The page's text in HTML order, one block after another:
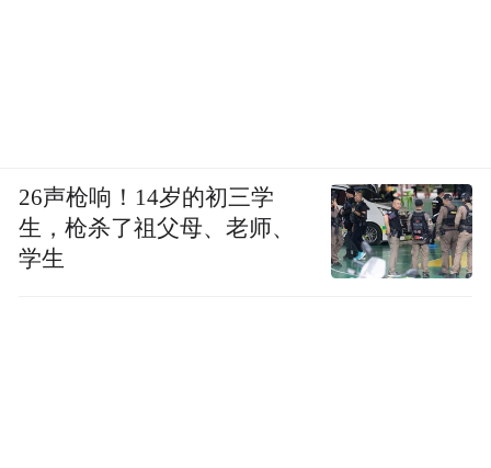
26声枪响！14岁的初三学
生，枪杀了祖父母、老师、
学生